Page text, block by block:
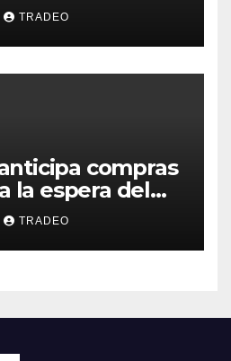
TRADEO
compras
la espera del
de EEUU
TRADEO